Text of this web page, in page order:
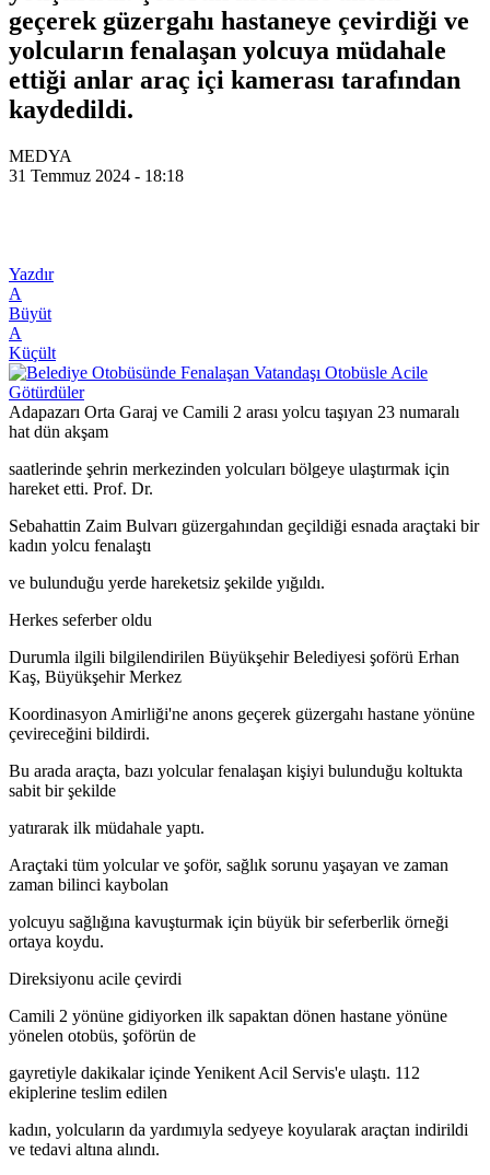
geçerek güzergahı hastaneye çevirdiği ve
yolcuların fenalaşan yolcuya müdahale
ettiği anlar araç içi kamerası tarafından
kaydedildi.
MEDYA
31 Temmuz 2024 - 18:18
Yazdır
A
Büyüt
A
Küçült
Adapazarı Orta Garaj ve Camili 2 arası yolcu taşıyan 23 numaralı
hat dün akşam
saatlerinde şehrin merkezinden yolcuları bölgeye ulaştırmak için
hareket etti. Prof. Dr.
Sebahattin Zaim Bulvarı güzergahından geçildiği esnada araçtaki bir
kadın yolcu fenalaştı
ve bulunduğu yerde hareketsiz şekilde yığıldı.
Herkes seferber oldu
Durumla ilgili bilgilendirilen Büyükşehir Belediyesi şoförü Erhan
Kaş, Büyükşehir Merkez
Koordinasyon Amirliği'ne anons geçerek güzergahı hastane yönüne
çevireceğini bildirdi.
Bu arada araçta, bazı yolcular fenalaşan kişiyi bulunduğu koltukta
sabit bir şekilde
yatırarak ilk müdahale yaptı.
Araçtaki tüm yolcular ve şoför, sağlık sorunu yaşayan ve zaman
zaman bilinci kaybolan
yolcuyu sağlığına kavuşturmak için büyük bir seferberlik örneği
ortaya koydu.
Direksiyonu acile çevirdi
Camili 2 yönüne gidiyorken ilk sapaktan dönen hastane yönüne
yönelen otobüs, şoförün de
gayretiyle dakikalar içinde Yenikent Acil Servis'e ulaştı. 112
ekiplerine teslim edilen
kadın, yolcuların da yardımıyla sedyeye koyularak araçtan indirildi
ve tedavi altına alındı.